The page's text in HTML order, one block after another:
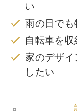
い
雨の日でも
自転車を収
家のデザ
したい